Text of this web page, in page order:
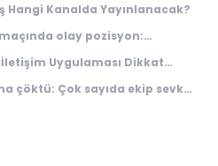
Hangi Kanalda Yayınlanacak?
olay pozisyon:
Uygulaması Dikkat
çöktü: Çok sayıda ekip sevk